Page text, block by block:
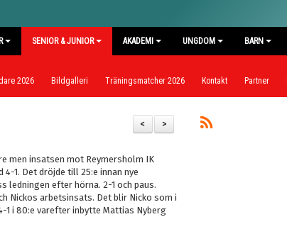
SENIOR & JUNIOR AKADEMI UNGDOM BARN
2026 Bildgalleri Träningsmatcher 2026 Kontakt Partner
>
<
men insatsen mot Reymersholm IK
1. Det dröjde till 25:e innan nye
ledningen efter hörna. 2-1 och paus.
Nickos arbetsinsats. Det blir Nicko som i
1 i 80:e varefter inbytte Mattias Nyberg